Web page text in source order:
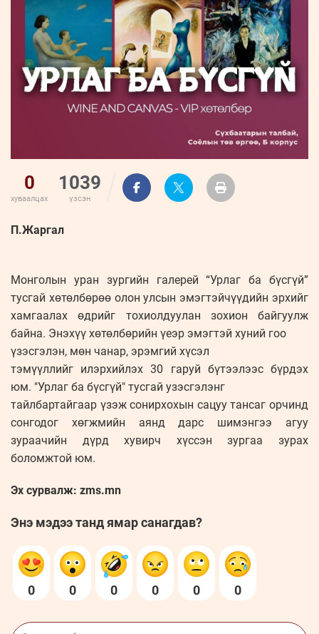
0
хуваалцах
1039
үзсэн
П.Жаргал
Монголын уран зургийн галерей “Урлаг ба бүсгүй”
тусгай хөтөлбөрөө олон улсын эмэгтэйчүүдийн эрхийг
хамгаалах өдрийг тохиолдуулан зохион байгуулж
байна. Энэхүү хөтөлбөрийн үеэр эмэгтэй хуний гоо
үзэсгэлэн, мөн чанар, эрэмгий хүсэл
тэмүүллийг илэрхийлэх 30 гаруй бүтээлээс бүрдэх
юм. "Урлаг ба бүсгүй" тусгай узэсгэлэнг
тайлбартайгаар үзэж сонирхохын сацуу тансаг орчинд
сонгодог хөгжмийн аянд дарс шимэнгээ агуу
зураачийн дүрд хувирч хүссэн зургаа зурах
боломжтой юм.
Эх сурвалж: zms.mn
Энэ мэдээ танд ямар санагдав?
0 0 0 0 0 0